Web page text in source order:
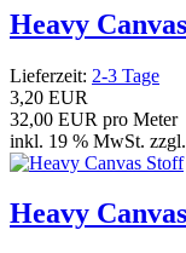
Heavy
Lieferzeit: 2-3 Tage
3,20 EUR
32,00 EUR pro Meter
inkl. 19 % MwSt. zzgl.
Heavy